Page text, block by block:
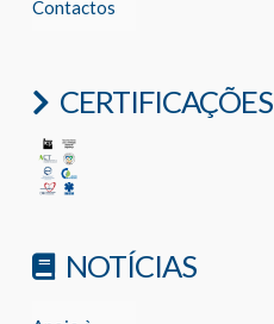
Contactos
CERTIFICAÇÕES
NOTÍCIAS